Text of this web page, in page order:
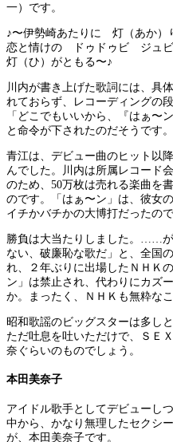
一）です。
♪〜伊勢崎あたりに 灯（あか）
恋と情けの ドゥドゥビ ジュ
灯（ひ）がともる〜♪
川内が書き上げた歌詞には、具
れておらず、レコーディングの
「どこでもいいから、『はぁ〜
と命令が下されたのだそうです。
青江は、デビュー曲のヒット以
んでした。川内は所属レコード
のため、50万枚は売れる楽曲を
のです。「はぁ〜ン」は、彼女
イチかバチかの大博打だったので
勝負は大当たりしました。……
ない、破廉恥な歌だ」と、全国
れ、２年ぶりに出場したＮＨＫ
ン」は禁止され、代わりにカズ
か。まったく、ＮＨＫも無粋な
昭和歌謡のビッグスターは多し
ただ吐息を吐いただけで、ＳＥ
奈ぐらいのものでしょう。
本田美奈子
アイドル歌手としてデビューし
中から、かなり無理したセクシ
が、本田美奈子です。